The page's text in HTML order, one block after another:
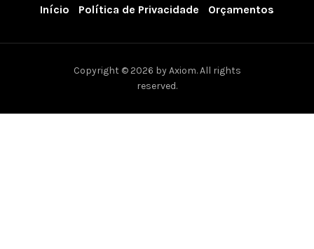
Início Política de Privacidade Orçamentos
Copyright © 2026 by Axiom. All rights
reserved.